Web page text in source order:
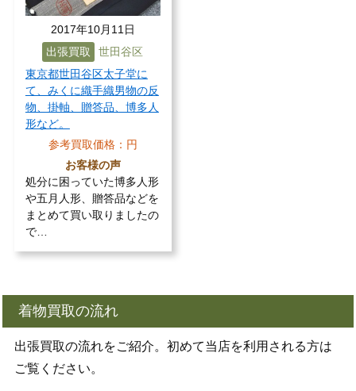
2017年10月11日
出張買取
世田谷区
東京都世田谷区太子堂に
て、みくに織手織男物の反
物、掛軸、贈答品、博多人
形など。
参考買取価格： 円
お客様の声
処分に困っていた博多人形
や五月人形、贈答品などを
まとめて買い取りましたの
で…
着物買取の流れ
出張買取の流れをご紹介。初めて当店を利用される方は
ご覧ください。